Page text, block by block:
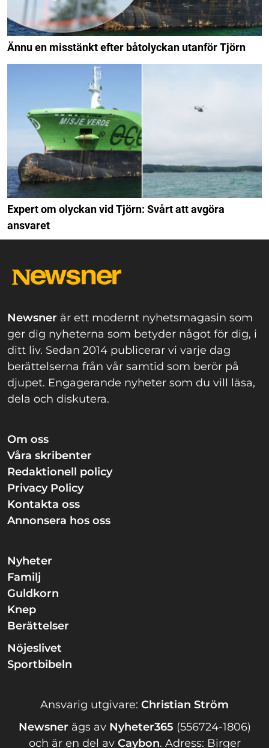
Ännu en misstänkt efter båtolyckan utanför Tjörn
Expert om olyckan vid Tjörn: Svårt att avgöra
ansvaret
Newsner är ett modernt nyhetsmagasin som
ger dig nyheterna som betyder något för dig, i
ditt liv. Sedan 2014 publicerar vi varje dag
berättelserna från vår samtid som berör på
djupet. Engagerande nyheter som du vill läsa,
dela och diskutera.
Om oss
Våra skribenter
Redaktionell policy
Privacy Policy
Kontakta oss
Annonsera hos oss
Nyheter
Familj
Guldkorn
Knep
Berättelser
Nöjeslivet
Sportbibeln
Ansvarig utgivare: Christian Ström
Newsner ägs av Nyheter365 (556724-1806)
och är en del av Caybon. Adress: Birger